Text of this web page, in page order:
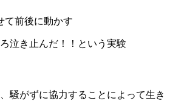
て前後に動かす
泣き止んだ！！という実験
騒がずに協力することによって生き